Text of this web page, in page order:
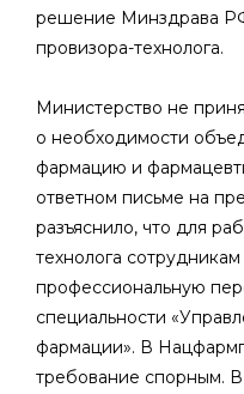
решение Минздрава
провизора-технолога.
Министерство не
о необходимости
фармацию и
ответном письме на
разъяснило, что для
технолога
профессиональную
специальности
фармации». В
требование спорным.